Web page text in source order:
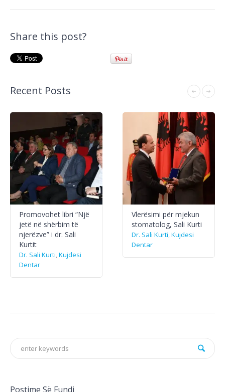
Share this post?
Recent Posts
Promovohet libri “Një
jetë në shërbim të
njerëzve” i dr. Sali
Kurtit
Dr. Sali Kurti Kujdesi
Dentar
Vlerësimi për mjekun
stomatolog, Sali Kurti
Dr. Sali Kurti Kujdesi
Dentar
Postime Së Fundi